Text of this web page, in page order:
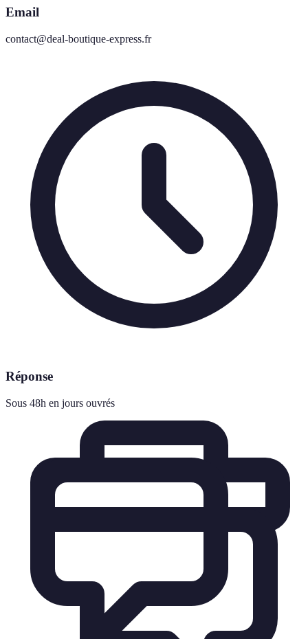
Email
contact@deal-boutique-express.fr
Réponse
Sous 48h en jours ouvrés